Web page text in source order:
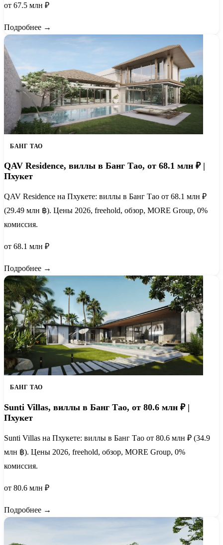
от 67.5 млн ₽
Подробнее →
БАНГ ТАО
QAV Residence, виллы в Банг Тао, от 68.1 млн ₽ |
Пхукет
QAV Residence на Пхукете: виллы в Банг Тао от 68.1 млн ₽
(29.49 млн ฿). Цены 2026, freehold, обзор, MORE Group, 0%
комиссия.
от 68.1 млн ₽
Подробнее →
БАНГ ТАО
Sunti Villas, виллы в Банг Тао, от 80.6 млн ₽ |
Пхукет
Sunti Villas на Пхукете: виллы в Банг Тао от 80.6 млн ₽ (34.9
млн ฿). Цены 2026, freehold, обзор, MORE Group, 0%
комиссия.
от 80.6 млн ₽
Подробнее →